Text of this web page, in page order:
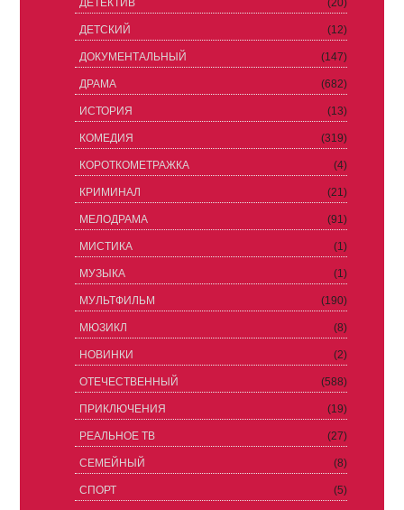
ДЕТЕКТИВ (20)
ДЕТСКИЙ (12)
ДОКУМЕНТАЛЬНЫЙ (147)
ДРАМА (682)
ИСТОРИЯ (13)
КОМЕДИЯ (319)
КОРОТКОМЕТРАЖКА (4)
КРИМИНАЛ (21)
МЕЛОДРАМА (91)
МИСТИКА (1)
МУЗЫКА (1)
МУЛЬТФИЛЬМ (190)
МЮЗИКЛ (8)
НОВИНКИ (2)
ОТЕЧЕСТВЕННЫЙ (588)
ПРИКЛЮЧЕНИЯ (19)
РЕАЛЬНОЕ ТВ (27)
СЕМЕЙНЫЙ (8)
СПОРТ (5)